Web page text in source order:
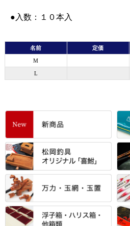
●入数：１０本入
名前 定価
M
L
「
ン
エ
ス
すべて
「至高」シリーズ
万力付お膳
す
シ
ダ
すべて す